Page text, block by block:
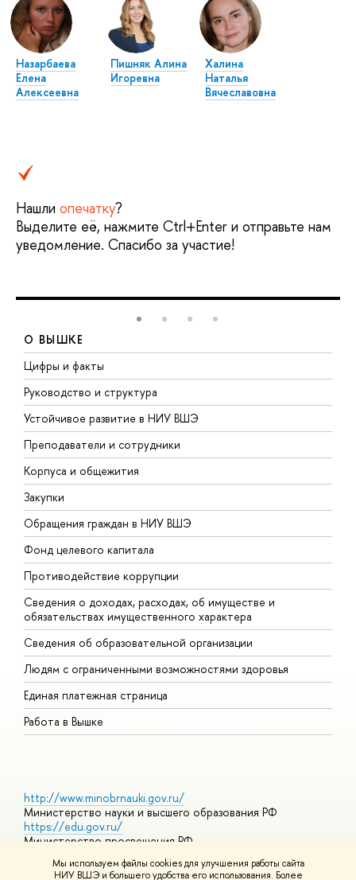
Мы используем файлы cookies для улучшения работы сайта
НИУ ВШЭ и большего удобства его использования. Более
Назарбаева
Елена
Алексеевна
Пишняк Алина
Игоревна
Халина
Наталья
Вячеславовна
Нашли опечатку?
Выделите её, нажмите Ctrl+Enter и отправьте нам
уведомление. Спасибо за участие!
О ВЫШКЕ
Цифры и факты
Руководство и структура
Устойчивое развитие в НИУ ВШЭ
Преподаватели и сотрудники
Корпуса и общежития
Закупки
Обращения граждан в НИУ ВШЭ
Фонд целевого капитала
Противодействие коррупции
Сведения о доходах, расходах, об имуществе и
обязательствах имущественного характера
Сведения об образовательной организации
Людям с ограниченными возможностями здоровья
Единая платежная страница
Работа в Вышке
http://www.minobrnauki.gov.ru/
Министерство науки и высшего образования РФ
https://edu.gov.ru/
Министерство просвещения РФ
https://elearning.hse.ru/mooc
Массовые открытые онлайн-курсы